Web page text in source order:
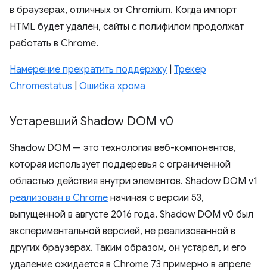
в браузерах, отличных от Chromium. Когда импорт
HTML будет удален, сайты с полифилом продолжат
работать в Chrome.
Намерение прекратить поддержку Трекер
Chromestatus
Ошибка хрома
Устаревший Shadow DOM v0
Shadow DOM — это технология веб-компонентов,
которая использует поддеревья с ограниченной
областью действия внутри элементов. Shadow DOM v1
реализован в Chrome начиная с версии 53,
выпущенной в августе 2016 года. Shadow DOM v0 был
экспериментальной версией, не реализованной в
других браузерах. Таким образом, он устарел, и его
удаление ожидается в Chrome 73 примерно в апреле